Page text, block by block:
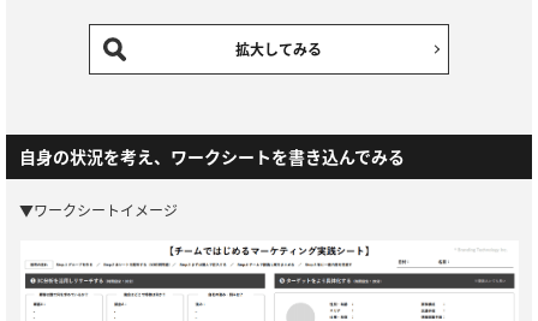
拡大してみる
自身の状況を考え、ワークシートを書き込んでみる
▼ワークシートイメージ